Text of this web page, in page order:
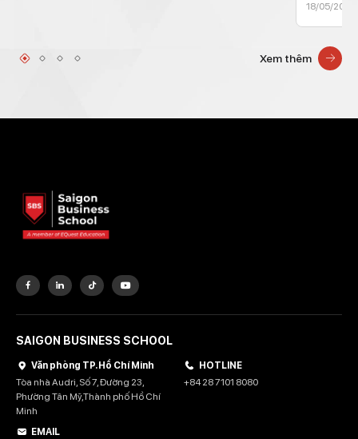
18/05/2026
Xem thêm
SAIGON BUSINESS SCHOOL
Văn phòng TP. Hồ Chí Minh
Tòa nhà Audri, Số 7, Đường 23,
Phường Tân Mỹ,Thành phố Hồ Chí
Minh
HOTLINE
+84 28 7101 8080
EMAIL